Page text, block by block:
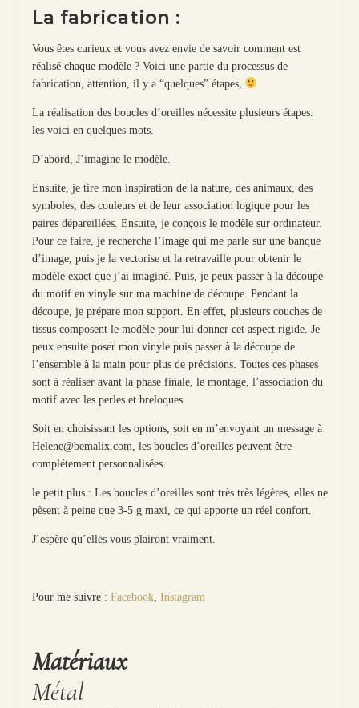
La fabrication :
Vous êtes curieux et vous avez envie de savoir comment est
réalisé chaque modèle ? Voici une partie du processus de
fabrication, attention, il y a “quelques” étapes,
La réalisation des boucles d’oreilles nécessite plusieurs étapes.
les voici en quelques mots.
D’abord, J’imagine le modèle.
Ensuite, je tire mon inspiration de la nature, des animaux, des
symboles, des couleurs et de leur association logique pour les
paires dépareillées. Ensuite, je conçois le modèle sur ordinateur.
Pour ce faire, je recherche l’image qui me parle sur une banque
d’image, puis je la vectorise et la retravaille pour obtenir le
modèle exact que j’ai imaginé. Puis, je peux passer à la découpe
du motif en vinyle sur ma machine de découpe. Pendant la
découpe, je prépare mon support. En effet, plusieurs couches de
tissus composent le modèle pour lui donner cet aspect rigide. Je
peux ensuite poser mon vinyle puis passer à la découpe de
l’ensemble à la main pour plus de précisions. Toutes ces phases
sont à réaliser avant la phase finale, le montage, l’association du
motif avec les perles et breloques.
Soit en choisissant les options, soit en m’envoyant un message à
Helene@bemalix.com, les boucles d’oreilles peuvent être
complétement personnalisées.
le petit plus : Les boucles d’oreilles sont très très légères, elles ne
pèsent à peine que 3-5 g maxi, ce qui apporte un réel confort.
J’espère qu’elles vous plairont vraiment.
Pour me suivre : Facebook, Instagram
Matériaux
Métal